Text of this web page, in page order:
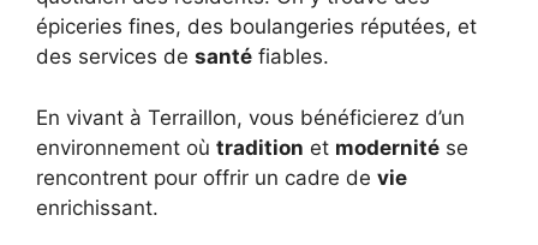
épiceries fines, des boulangeries réputées, et
des services de santé fiables.
En vivant à Terraillon, vous bénéficierez d’un
environnement où tradition et modernité se
rencontrent pour offrir un cadre de vie
enrichissant.